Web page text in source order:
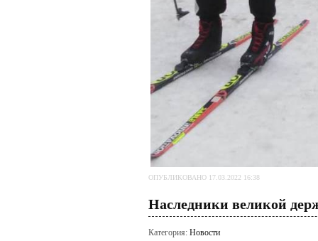
ОПУБЛИКОВАНО 17.03.2022 16:38
Наследники великой
Категория: Новости